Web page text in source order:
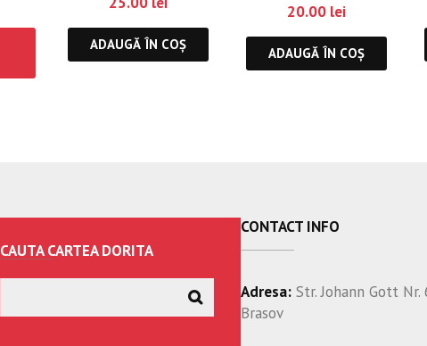
ADAUGĂ ÎN COȘ
20.00 lei
ADAUGĂ ÎN COȘ
CAUTA CARTEA DORITA
CONTACT INFO
Adresa: Str. Johann Gott Nr.
Brasov